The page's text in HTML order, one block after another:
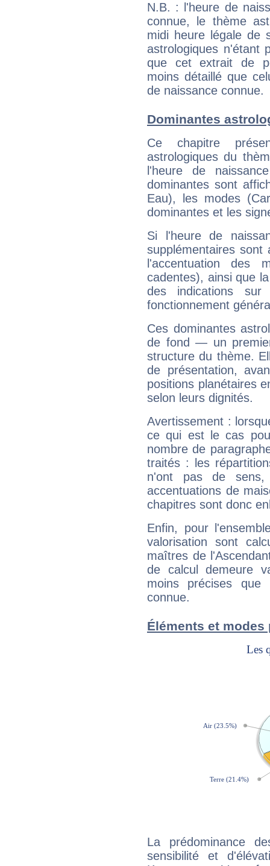
N.B. : l'heure de
connue, le thème
midi heure légale de
astrologiques n'étant
que cet extrait de
moins détaillé que
de naissance connue.
Dominantes
Ce chapitre
astrologiques du
l'heure de
dominantes sont
Eau), les modes
dominantes et les
Si l'heure de
supplémentaires sont
l'accentuation des
cadentes), ainsi que
des indications sur
fonctionnement
Ces dominantes
de fond — un
structure du thème.
de présentation,
positions planétaires
selon leurs dignités.
Avertissement :
ce qui est le cas
nombre de
traités : les
n'ont pas de sens,
accentuations de
chapitres sont donc
Enfin, pour
valorisation sont
maîtres de
de calcul demeure
moins précises que
connue.
Éléments et
La prédominance
sensibilité et